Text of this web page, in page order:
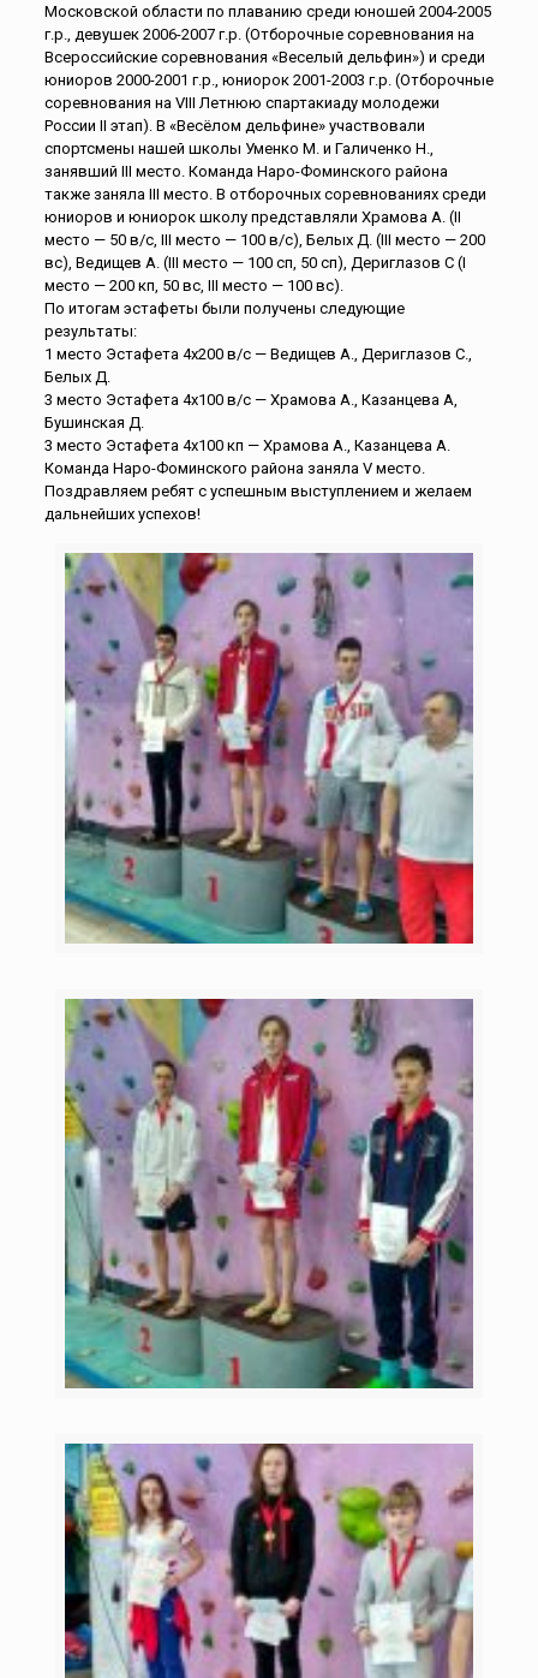
Московской области по плаванию среди юношей 2004-2005
г.р., девушек 2006-2007 г.р. (Отборочные соревнования на
Всероссийские соревнования «Веселый дельфин») и среди
юниоров 2000-2001 г.р., юниорок 2001-2003 г.р. (Отборочные
соревнования на VIII Летнюю спартакиаду молодежи
России II этап). В «Весёлом дельфине» участвовали
спортсмены нашей школы Уменко М. и Галиченко Н.,
занявший III место. Команда Наро-Фоминского района
также заняла III место. В отборочных соревнованиях среди
юниоров и юниорок школу представляли Храмова А. (II
место — 50 в/с, III место — 100 в/с), Белых Д. (III место — 200
вс), Ведищев А. (III место — 100 сп, 50 сп), Дериглазов С (I
место — 200 кп, 50 вс, III место — 100 вс).
По итогам эстафеты были получены следующие
результаты:
1 место Эстафета 4х200 в/с — Ведищев А., Дериглазов С.,
Белых Д.
3 место Эстафета 4х100 в/с — Храмова А., Казанцева А,
Бушинская Д.
3 место Эстафета 4х100 кп — Храмова А., Казанцева А.
Команда Наро-Фоминского района заняла V место.
Поздравляем ребят с успешным выступлением и желаем
дальнейших успехов!